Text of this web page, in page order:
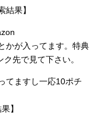
結果】
かが入ってます。特典
先で見て下さい。
てますし一応10ポチ
】